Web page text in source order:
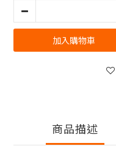
加入購物車
商品描述